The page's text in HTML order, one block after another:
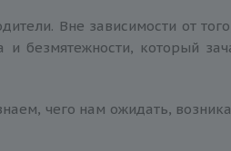
Вне зависимости от
безмятежности, который
чего нам ожидать,